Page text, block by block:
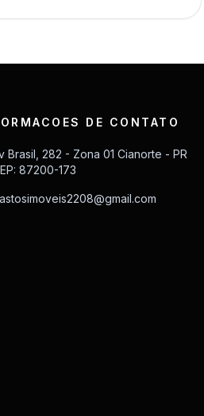
DE CONTATO
Brasil, 282 - Zona 01 Cianorte - PR
87200-173